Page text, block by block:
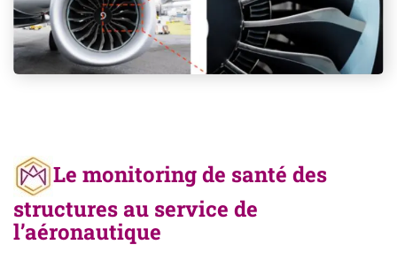
Le monitoring de santé des
structures au service de
l’aéronautique